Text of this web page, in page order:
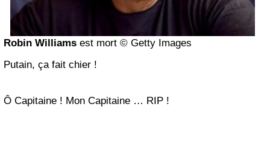
Robin Williams est mort © Getty Images
Putain, ça fait chier !
Ô Capitaine ! Mon Capitaine … RIP !